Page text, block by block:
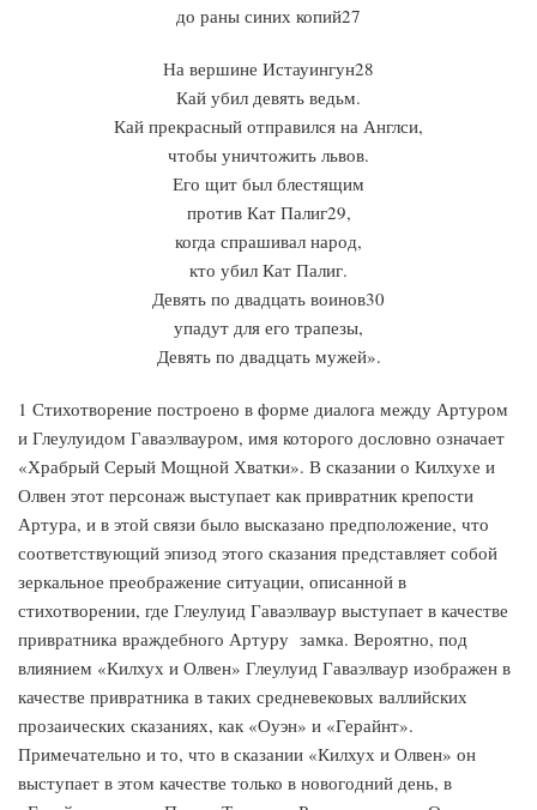
до раны синих копий27
На вершине Истауингун28
Кай убил девять ведьм.
Кай прекрасный отправился на Англси,
чтобы уничтожить львов.
Его щит был блестящим
против Кат Палиг29,
когда спрашивал народ,
кто убил Кат Палиг.
Девять по двадцать воинов30
упадут для его трапезы,
Девять по двадцать мужей».
1 Стихотворение построено в форме диалога между Артуром
и Глеулуидом Гаваэлвауром, имя которого дословно означает
«Храбрый Серый Мощной Хватки». В сказании о Килхухе и
Олвен этот персонаж выступает как привратник крепости
Артура, и в этой связи было высказано предположение, что
соответствующий эпизод этого сказания представляет собой
зеркальное преображение ситуации, описанной в
стихотворении, где Глеулуид Гаваэлваур выступает в качестве
привратника враждебного Артуру замка. Вероятно, под
влиянием «Килхух и Олвен» Глеулуид Гаваэлваур изображен в
качестве привратника в таких средневековых валлийских
прозаических сказаниях, как «Оуэн» и «Герайнт».
Примечательно и то, что в сказании «Килхух и Олвен» он
выступает в этом качестве только в новогодний день, в